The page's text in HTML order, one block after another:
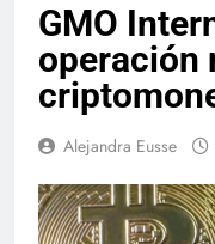
GMO
operación
Alejandra Eusse